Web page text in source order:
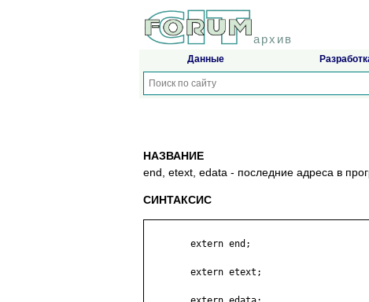
архив
Данные
НАЗВАНИЕ
end, etext, edata - последние адреса в
СИНТАКСИС